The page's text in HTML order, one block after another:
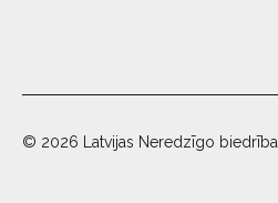
© 2026 Latvijas Neredzīgo biedrība.